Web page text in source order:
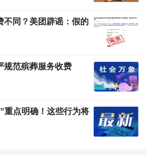
不同？美团辟谣：假的
规范殡葬服务收费
重点明确！这些行为将